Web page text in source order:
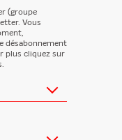
(groupe
Vous
désabonnement
plus cliquez sur